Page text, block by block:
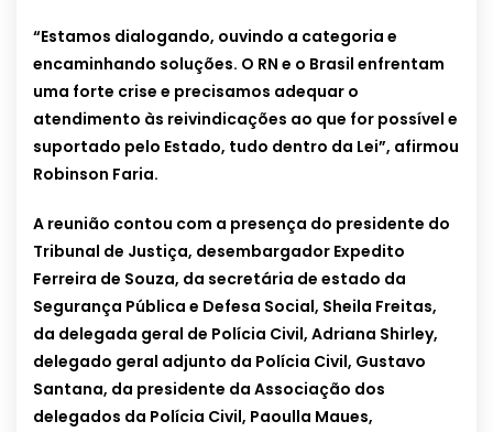
“Estamos dialogando, ouvindo a categoria e
encaminhando soluções. O RN e o Brasil enfrentam
uma forte crise e precisamos adequar o
atendimento às reivindicações ao que for possível e
suportado pelo Estado, tudo dentro da Lei”, afirmou
Robinson Faria.
A reunião contou com a presença do presidente do
Tribunal de Justiça, desembargador Expedito
Ferreira de Souza, da secretária de estado da
Segurança Pública e Defesa Social, Sheila Freitas,
da delegada geral de Polícia Civil, Adriana Shirley,
delegado geral adjunto da Polícia Civil, Gustavo
Santana, da presidente da Associação dos
delegados da Polícia Civil, Paoulla Maues,